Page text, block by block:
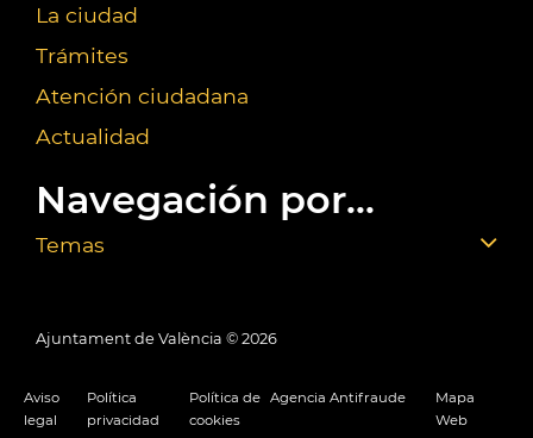
La ciudad
Trámites
Atención ciudadana
Actualidad
Navegación por...
Temas
Ajuntament de València © 2026
Aviso
legal
Política
privacidad
Política de
cookies
Agencia Antifraude
Mapa
Web